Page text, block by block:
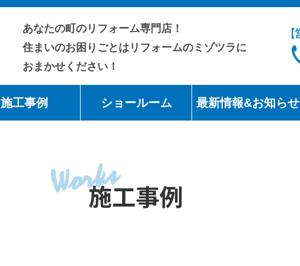
あなたの町のリフォーム専門店！
住まいのお困りごとはリフォームのミゾツラに
おまかせください！
施工事例 ショールーム 最新情報&お知らせ
Works施工事例